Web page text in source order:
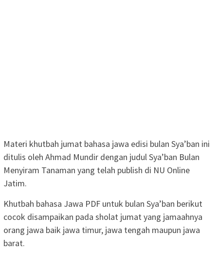
Materi khutbah jumat bahasa jawa edisi bulan Sya’ban ini
ditulis oleh Ahmad Mundir dengan judul Sya’ban Bulan
Menyiram Tanaman yang telah publish di NU Online
Jatim.
Khutbah bahasa Jawa PDF untuk bulan Sya’ban berikut
cocok disampaikan pada sholat jumat yang jamaahnya
orang jawa baik jawa timur, jawa tengah maupun jawa
barat.